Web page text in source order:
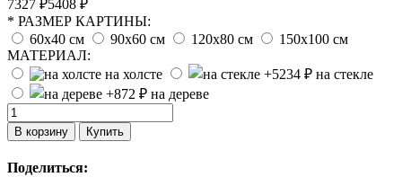
7327 ₽5408 ₽
* РАЗМЕР КАРТИНЫ:
60х40 см
90х60 см 120х80 см
150х100 см
МАТЕРИАЛ:
на холсте
на стекле
на дереве
В корзину Купить
Поделиться: